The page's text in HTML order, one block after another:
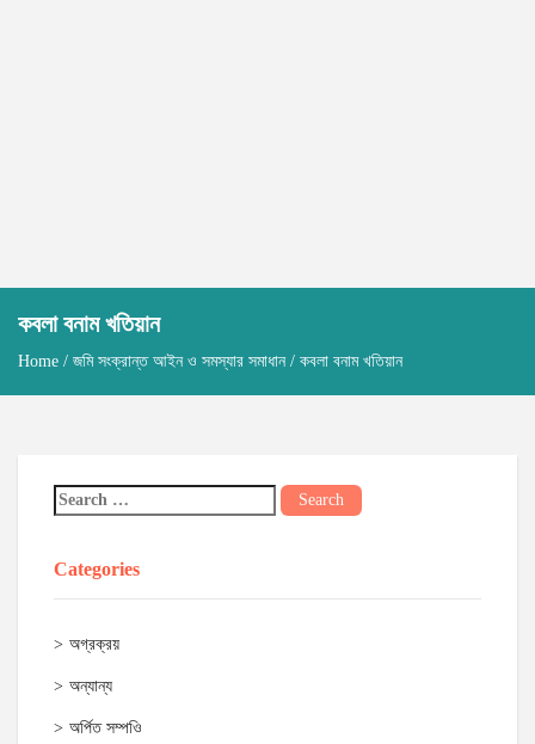
কবলা বনাম খতিয়ান
Home / জমি সংক্রান্ত আইন ও সমস্যার সমাধান/ কবলা বনাম খতিয়ান
Categories
অগ্রক্রয়
অন্যান্য
অর্পিত সম্পওি